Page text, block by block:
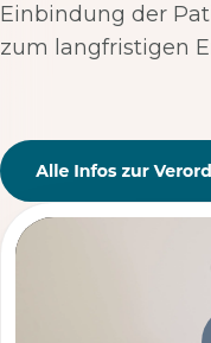
Einbindung der
zum langfristigen